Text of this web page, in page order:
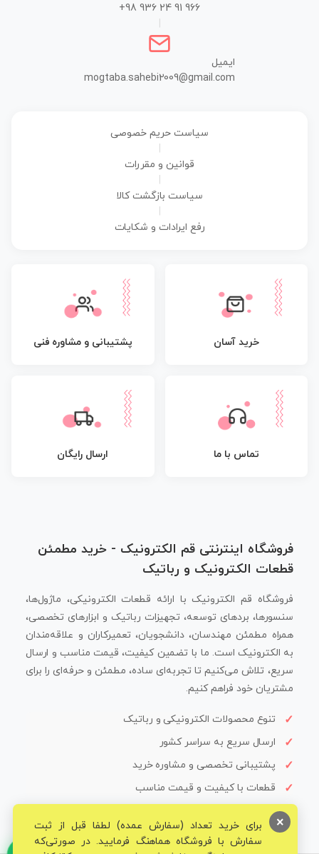
+98 936 24 91 966
ایمیل
mogtaba.sahebi2009@gmail.com
سیاست حریم خصوصی
قوانین و مقررات
سیاست بازگشت کالا
رفع ایرادات و شکایات
خرید آسان پشتیبانی و مشاوره فنی
تماس با ما ارسال رایگان
فروشگاه اینترنتی قم الکترونیک - خرید مطمئن
قطعات الکترونیک و رباتیک
فروشگاه قم الکترونیک با ارائه قطعات الکترونیکی، ماژول‌ها،
سنسورها، بردهای توسعه، تجهیزات رباتیک و ابزارهای تخصصی،
همراه مطمئن مهندسان، دانشجویان، تعمیرکاران و علاقه‌مندان
به الکترونیک است. ما با تضمین کیفیت، قیمت مناسب و ارسال
سریع، تلاش می‌کنیم تا تجربه‌ای ساده، مطمئن و حرفه‌ای را برای
مشتریان خود فراهم کنیم.
تنوع محصولات الکترونیکی و رباتیک
ارسال سریع به سراسر کشور
پشتیبانی تخصصی و مشاوره خرید
قطعات با کیفیت و قیمت مناسب
برای خرید تعداد (سفارش عمده) لطفا قبل از ثبت
سفارش با فروشگاه هماهنگ فرمایید. در صورتی‌که
×